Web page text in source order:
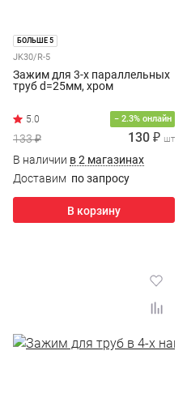
БОЛЬШЕ 5
JK30/R-5
Зажим для 3-х параллельных
труб d=25мм, хром
− 2.3% онлайн
133 ₽ 130 ₽ шт
В наличии в 2 магазинах
Доставим по запросу
В корзину